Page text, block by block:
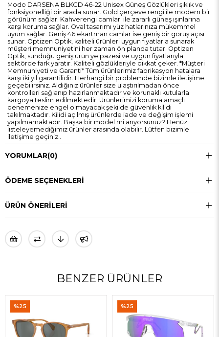
Modo DARSENA BLKGD 46-22 Unisex Güneş Gözlükleri şıklık ve
fonksiyonelliği bir arada sunar. Gold çerçeve rengi ile modern bir
görünüm sağlar. Kahverengi camları ile zararlı güneş ışınlarına
karşı koruma sağlar. Oval tasarımı yüz hatlarınıza mükemmel
uyum sağlar. Geniş 46 ekartman camlar ise geniş bir görüş açısı
sunar. Optizen Optik, kaliteli ürünleri uygun fiyatlarla sunarak
müşteri memnuniyetini her zaman ön planda tutar. Optizen
Optik, sunduğu geniş ürün yelpazesi ve uygun fiyatlarıyla
sektörde fark yaratır. Kaliteli gözlükleriyle dikkat çeker. *Müşteri
Memnuniyeti ve Garanti* Tüm ürünlerimiz fabrikasyon hatalara
karşı iki yıl garantilidir. Herhangi bir problemde bizimle iletişime
geçebilirsiniz. Aldığınız ürünler size ulaştırılmadan önce
kontrolleri sağlanıp hazırlanmaktadır ve korunaklı kutularla
kargoya teslim edilmektedir. Ürünlerimizi koruma amaçlı
denemenize engel olmayacak şekilde güvenlik kilidi
takılmaktadır. Kilidi açılmış ürünlerde iade ve değişim işlemi
yapılmamaktadır. Başka bir model mi arıyorsunuz? Henüz
listeleyemediğimiz ürünler arasında olabilir. Lütfen bizimle
iletişime geçiniz..
YORUMLAR(0)
ÖDEME SEÇENEKLERI
ÜRÜN ÖNERILERI
BENZER ÜRÜNLER
%25 %25